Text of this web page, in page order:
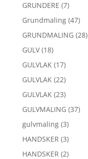
GRUNDERE (7)
Grundmaling (47)
GRUNDMALING (28)
GULV (18)
GULVLAK (17)
GULVLAK (22)
GULVLAK (23)
GULVMALING (37)
gulvmaling (3)
HANDSKER (3)
HANDSKER (2)